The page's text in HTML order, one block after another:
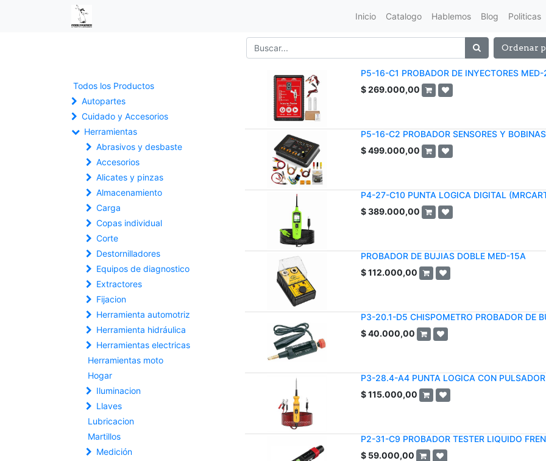
Inicio Catalogo Hablemos Blog Politicas
Ordenar
Todos los Productos
Autopartes
Cuidado y Accesorios
Herramientas
Abrasivos y desbaste
Accesorios
Alicates y pinzas
Almacenamiento
Carga
Copas individual
Corte
Destornilladores
Equipos de diagnostico
Extractores
Fijacion
Herramienta automotriz
Herramienta hidráulica
Herramientas electricas
Herramientas moto
Hogar
Iluminacion
Llaves
Lubricacion
Martillos
Medición
P5-16-C1 PROBADOR DE INYECTORES
$269.000,00
P5-16-C2 PROBADOR SENSORES Y
$499.000,00
P4-27-C10 PUNTA LOGICA DIGITAL
$389.000,00
PROBADOR DE BUJIAS DOBLE MED-15A
$112.000,00
P3-20.1-D5 CHISPOMETRO PROBADOR DE
$40.000,00
P3-28.4-A4 PUNTA LOGICA CON
$115.000,00
P2-31-C9 PROBADOR TESTER LIQUIDO
$ 59.000,00